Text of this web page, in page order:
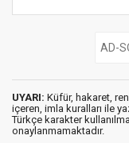
UYARI: Küfür, hakaret,
içeren, imla kuralları ile
Türkçe karakter
onaylanmamaktadır.